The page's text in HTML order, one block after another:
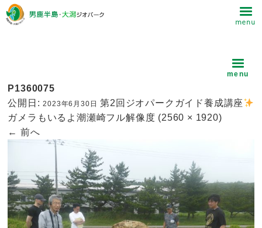
P1360075
公開日:2023年6月30日 第2回ジオパークガイド養成講座
ガメラもいるよ潮瀬崎フル解像度 (2560 × 1920)
← 前へ